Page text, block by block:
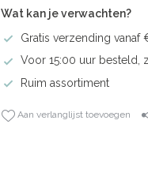
Wat kan je verwachten?
Gratis verzending vanaf
Voor 15:00 uur besteld,
Ruim assortiment
Aan verlanglijst toevoegen